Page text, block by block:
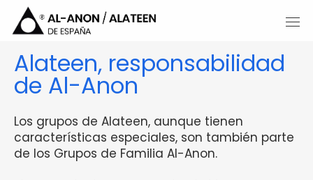
Alateen, responsabilidad
de Al-Anon
Los grupos de Alateen, aunque tienen
características especiales, son también parte
de los Grupos de Familia Al-Anon.